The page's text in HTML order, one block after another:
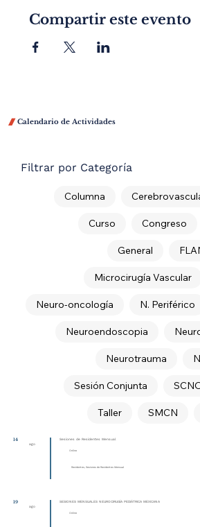
Filtrar por Categoría
Columna
Congreso
Curso
General
Microcirugía Vascular
N. Periférico
Neuro-oncología
Neuroendoscopia
Neurotrauma
Sesión Conjunta
SMCN
Taller
14
ago
Sesiones de Residentes Mensual
Online
Residentes, Sesiones de Residentes Mensual
19
ago
SESIONES MENSUALES NEUROCIRUGÍA PEDIÁTRICA MEXICANA
Online
 Calendario de Actividades
Compartir este evento